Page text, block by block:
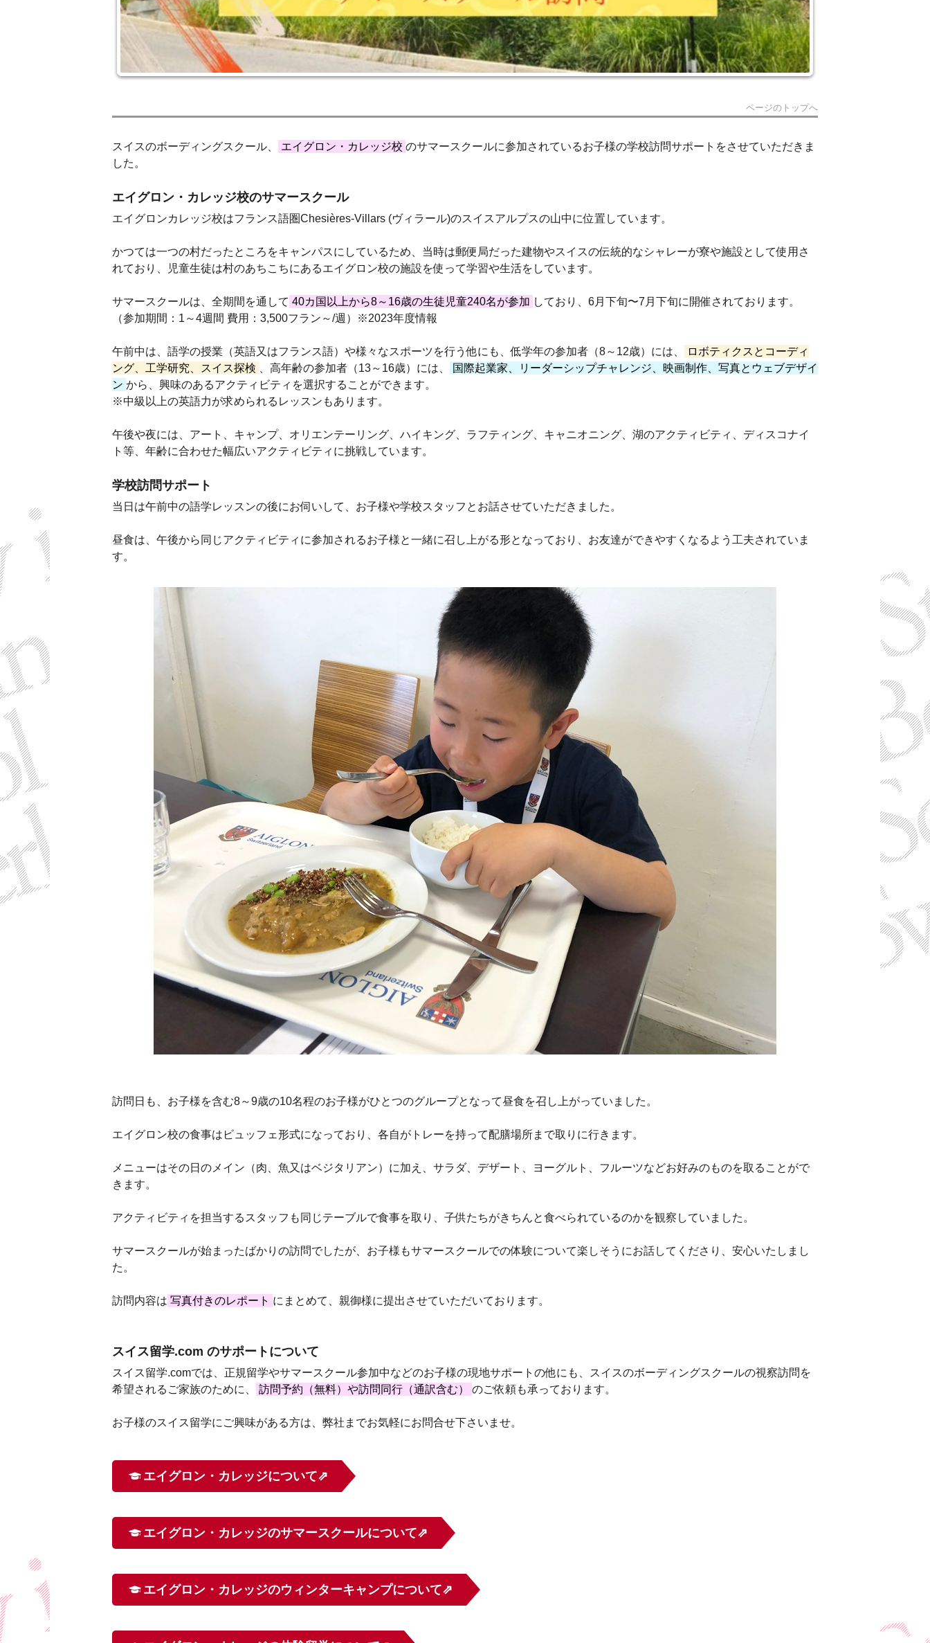
ページのトップへ
スイスのボーディングスクール、 エイグロン・カレッジ校 のサマースクールに参加されているお子様の学校訪問サポートをさせていただきま
した。
エイグロン・カレッジ校のサマースクール
エイグロンカレッジ校はフランス語圏Chesières-Villars (ヴィラール)のスイスアルプスの山中に位置しています。
かつては一つの村だったところをキャンパスにしているため、当時は郵便局だった建物やスイスの伝統的なシャレーが寮や施設として使用さ
れており、児童生徒は村のあちこちにあるエイグロン校の施設を使って学習や生活をしています。
サマースクールは、全期間を通して 40カ国以上から8～16歳の生徒児童240名が参加 しており、6月下旬〜7月下旬に開催されております。
（参加期間：1～4週間 費用：3,500フラン～/週）※2023年度情報
午前中は、語学の授業（英語又はフランス語）や様々なスポーツを行う他にも、低学年の参加者（8～12歳）には、
ロボティクスとコーディ
ング、工学研究、スイス探検
、高年齢の参加者（13～16歳）には、
国際起業家、リーダーシップチャレンジ、映画制作、写真とウェブデザイ
ン から、興味のあるアクティビティを選択することができます。
※中級以上の英語力が求められるレッスンもあります。
午後や夜には、アート、キャンプ、オリエンテーリング、ハイキング、ラフティング、キャニオニング、湖のアクティビティ、ディスコナイ
ト等、年齢に合わせた幅広いアクティビティに挑戦しています。
学校訪問サポート
当日は午前中の語学レッスンの後にお伺いして、お子様や学校スタッフとお話させていただきました。
昼食は、午後から同じアクティビティに参加されるお子様と一緒に召し上がる形となっており、お友達ができやすくなるよう工夫されていま
す。
訪問日も、お子様を含む8～9歳の10名程のお子様がひとつのグループとなって昼食を召し上がっていました。
エイグロン校の食事はビュッフェ形式になっており、各自がトレーを持って配膳場所まで取りに行きます。
メニューはその日のメイン（肉、魚又はベジタリアン）に加え、サラダ、デザート、ヨーグルト、フルーツなどお好みのものを取ることがで
きます。
アクティビティを担当するスタッフも同じテーブルで食事を取り、子供たちがきちんと食べられているのかを観察していました。
サマースクールが始まったばかりの訪問でしたが、お子様もサマースクールでの体験について楽しそうにお話してくださり、安心いたしまし
た。
訪問内容は 写真付きのレポート にまとめて、親御様に提出させていただいております。
スイス留学.com のサポートについて
スイス留学.comでは、正規留学やサマースクール参加中などのお子様の現地サポートの他にも、スイスのボーディングスクールの視察訪問を
希望されるご家族のために、
訪問予約（無料）や訪問同行（通訳含む） のご依頼も承っております。
お子様のスイス留学にご興味がある方は、弊社までお気軽にお問合せ下さいませ。
エイグロン・カレッジについて⇗
エイグロン・カレッジのサマースクールについて⇗
エイグロン・カレッジのウィンターキャンプについて⇗